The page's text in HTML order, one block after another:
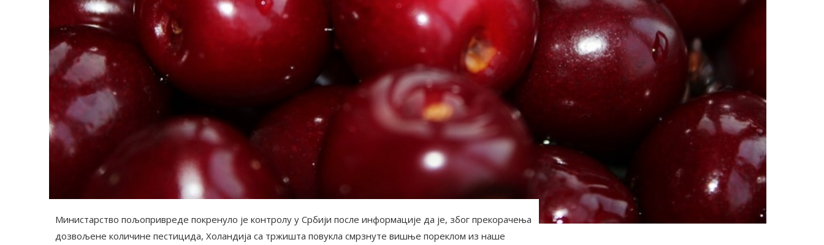
Министарство пољопривреде покренуло је контролу у Србији после информације да је, због прекорачења
дозвољене количине пестицида, Холандија са тржишта повукла смрзнуте вишње пореклом из наше